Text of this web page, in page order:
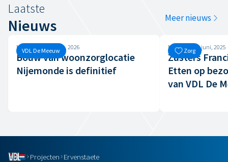
Laatste
Nieuws Meer nieuws
VDL De Meeuw
Maandag, 30 maart, 2026
Bouw van woonzorglocatie
Nijemonde is definitief
Zorg
Maandag, 23 juni, 2025
Zusters
Etten op
van VDL De
Projecten Ervenstaete